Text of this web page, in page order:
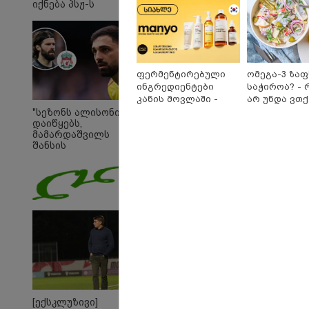
იქნება პსჟ-ს
"სეზონს ალისონი
დაიწყებს,
მამარდაშვილს
შანსის
მოთმინება სჭირდება,
რომელსაც 100%-ით
მიიღებს" - განაცხადა
"ლივერპულის"
ყოფილმა მეკარემ
[ექსკლუზივი]
ფერმენტირებული
ინგრედიენტები
კანის მოვლაში -
ომეგა-3
საჭიროა? -
არ უნდა